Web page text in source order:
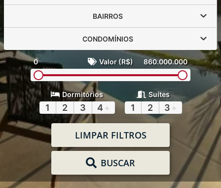
BAIRROS
CONDOMÍNIOS
0 Valor (R$) 860.000.000
Dormitórios
1 2 3 4 +
Suítes
1 2 3 +
LIMPAR FILTROS
BUSCAR